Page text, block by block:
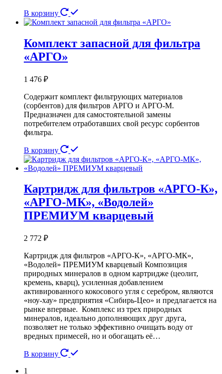
В корзину
Комплект запасной для фильтра
«АРГО»
1 476 ₽
Содержит комплект фильтрующих материалов
(сорбентов) для фильтров АРГО и АРГО-М.
Предназначен для самостоятельной замены
потребителем отработавших свой ресурс сорбентов
фильтра.
В корзину
Картридж для фильтров «АРГО-К»,
«АРГО-МК», «Водолей»
ПРЕМИУМ кварцевый
2 772 ₽
Картридж для фильтров «АРГО-К», «АРГО-МК»,
«Водолей» ПРЕМИУМ кварцевый Композиция
природных минералов в одном картридже (цеолит,
кремень, кварц), усиленная добавлением
активированного кокосового угля с серебром, являются
«ноу-хау» предприятия «Сибирь-Цео» и предлагается на
рынке впервые. Комплекс из трех природных
минералов, идеально дополняющих друг друга,
позволяет не только эффективно очищать воду от
вредных примесей, но и обогащать её…
В корзину
1